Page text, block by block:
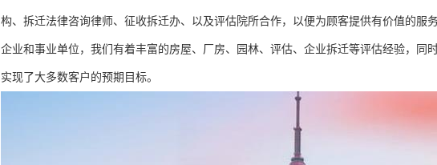
构、拆迁法律咨询律师、征收拆迁办、以及评估院所合作，以便为顾客提供有价值的服
企业和事业单位，我们有着丰富的房屋、厂房、园林、评估、企业拆迁等评估经验，同
实现了大多数客户的预期目标。